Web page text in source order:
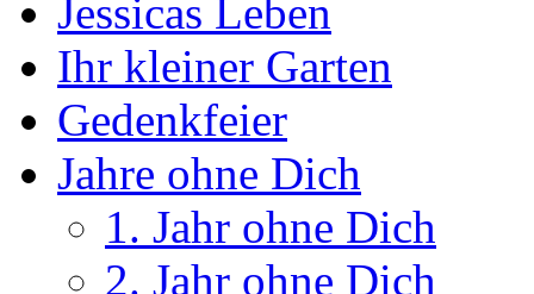
Jessicas Leben
Ihr kleiner Garten
Gedenkfeier
Jahre ohne Dich
1. Jahr ohne Dich
2. Jahr ohne Dich